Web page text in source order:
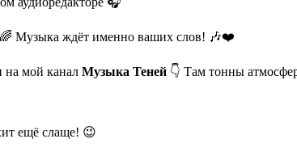
🌈 Музыка ждёт именно ваших слов! 🎶❤️
на мой канал Музыка Теней 👇 Там тонны
ещё слаще! 😉